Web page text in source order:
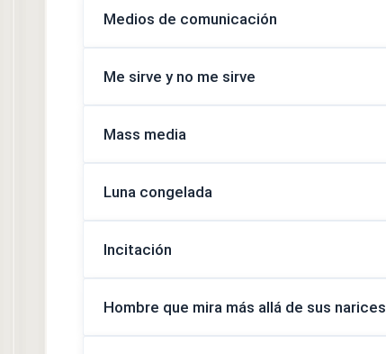
Medios de comunicación
Me sirve y no me sirve
Mass media
Luna congelada
Incitación
Hombre que mira más allá de sus narices